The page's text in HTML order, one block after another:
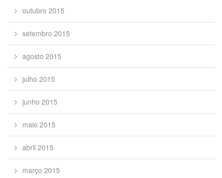
outubro 2015
setembro 2015
agosto 2015
julho 2015
junho 2015
maio 2015
abril 2015
março 2015